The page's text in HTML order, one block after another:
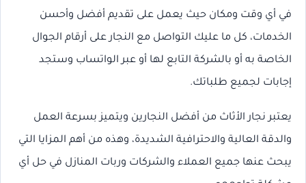
في أي وقت ومكان حيث يعمل على تقديم أفضل وأحسن
الخدمات، كل ما عليك التواصل مع النجار على أرقام الجوال
الخاصة به أو بالشركة التابع لها أو عبر الواتساب وستجد
إجابات لجميع طلباتك.
يعتبر نجار الأثاث من أفضل النجارين ويتميز بسرعة العمل
والدقة العالية والاحترافية الشديدة، وهذه من أهم المزايا التي
يبحث عنها جميع العملاء والشركات وربات المنازل في حل أي